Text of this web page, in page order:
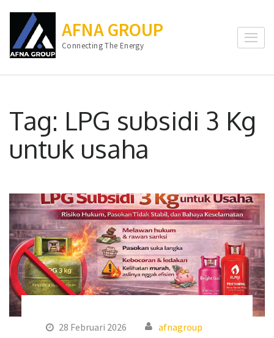
konten
(Tekan
AFNA GROUP
Connecting The Energy
Tag: LPG subsidi 3 Kg
untuk usaha
28 Februari 2026 afnagroup